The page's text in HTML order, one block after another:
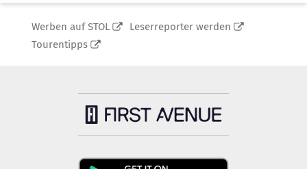
Werben auf STOL
Leserreporter werden
Tourentipps